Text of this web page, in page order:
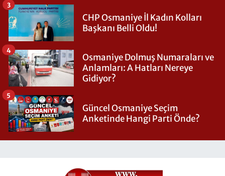
CHP Osmaniye İl Kadın Kolları
Başkanı Belli Oldu!
3
Osmaniye Dolmuş Numaraları ve
Anlamları: A Hatları Nereye
Gidiyor?
4
Güncel Osmaniye Seçim
Anketinde Hangi Parti Önde?
5